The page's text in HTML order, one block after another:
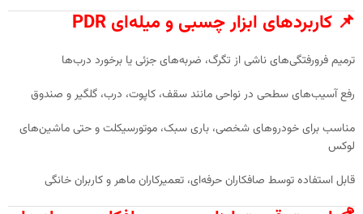
📌 کاربردهای ابزار چسبی و میله‌ای PDR
ترمیم فرورفتگی‌های ناشی از تگرگ، ضربه‌های جزئی یا برخورد درب‌ها
رفع آسیب‌های سطحی در نواحی مانند سقف، کاپوت، درب، گلگیر و صندوق
مناسب برای خودروهای شخصی، باری سبک، موتورسیکلت و حتی ماشین‌های
لوکس
قابل استفاده توسط صافکاران حرفه‌ای، تعمیرکاران ماهر و کاربران خانگی